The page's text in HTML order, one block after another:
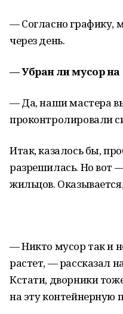
— Согласно графику,
через день.
— Убран ли мусор на
— Да, наши мастера
проконтролировали
Итак, казалось бы,
разрешилась. Но вот
жильцов.
— Никто мусор так и
растет, — рассказал
Кстати, дворники
на эту контейнерную